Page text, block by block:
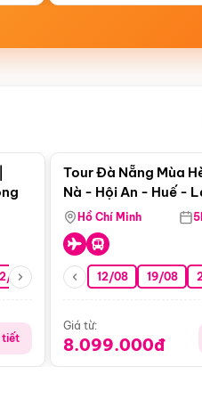
08 26/08 05/09 09/09
tiết
Tour Đà Nẵng Mùa
Nà - Hội An - Huế -
Động Thiên Đường
Hồ Chí Minh
12/08 19/08
Giá từ:
8.099.000đ